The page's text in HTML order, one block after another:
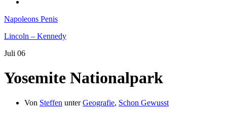
Napoleons Penis
Lincoln – Kennedy
Juli 06
Yosemite Nationalpark
Von Steffen unterGeografie, Schon Gewusst